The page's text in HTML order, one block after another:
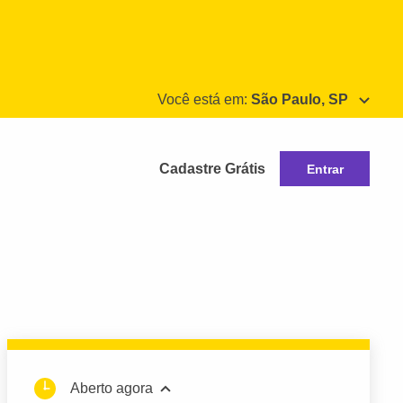
Você está em: São Paulo, SP
Cadastre Grátis Entrar
Aberto agora